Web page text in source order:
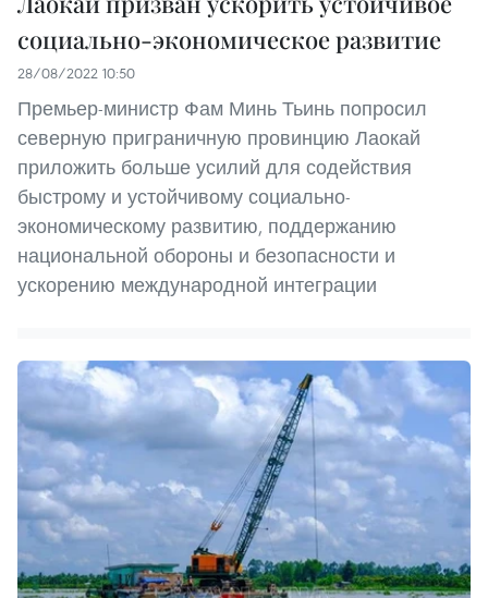
социально-экономическое развитие
28/08/2022 10:50
Премьер-министр Фам Минь Тьинь попросил
северную приграничную провинцию Лаокай
приложить больше усилий для содействия
быстрому и устойчивому социально-
экономическому развитию, поддержанию
национальной обороны и безопасности и
ускорению международной интеграции